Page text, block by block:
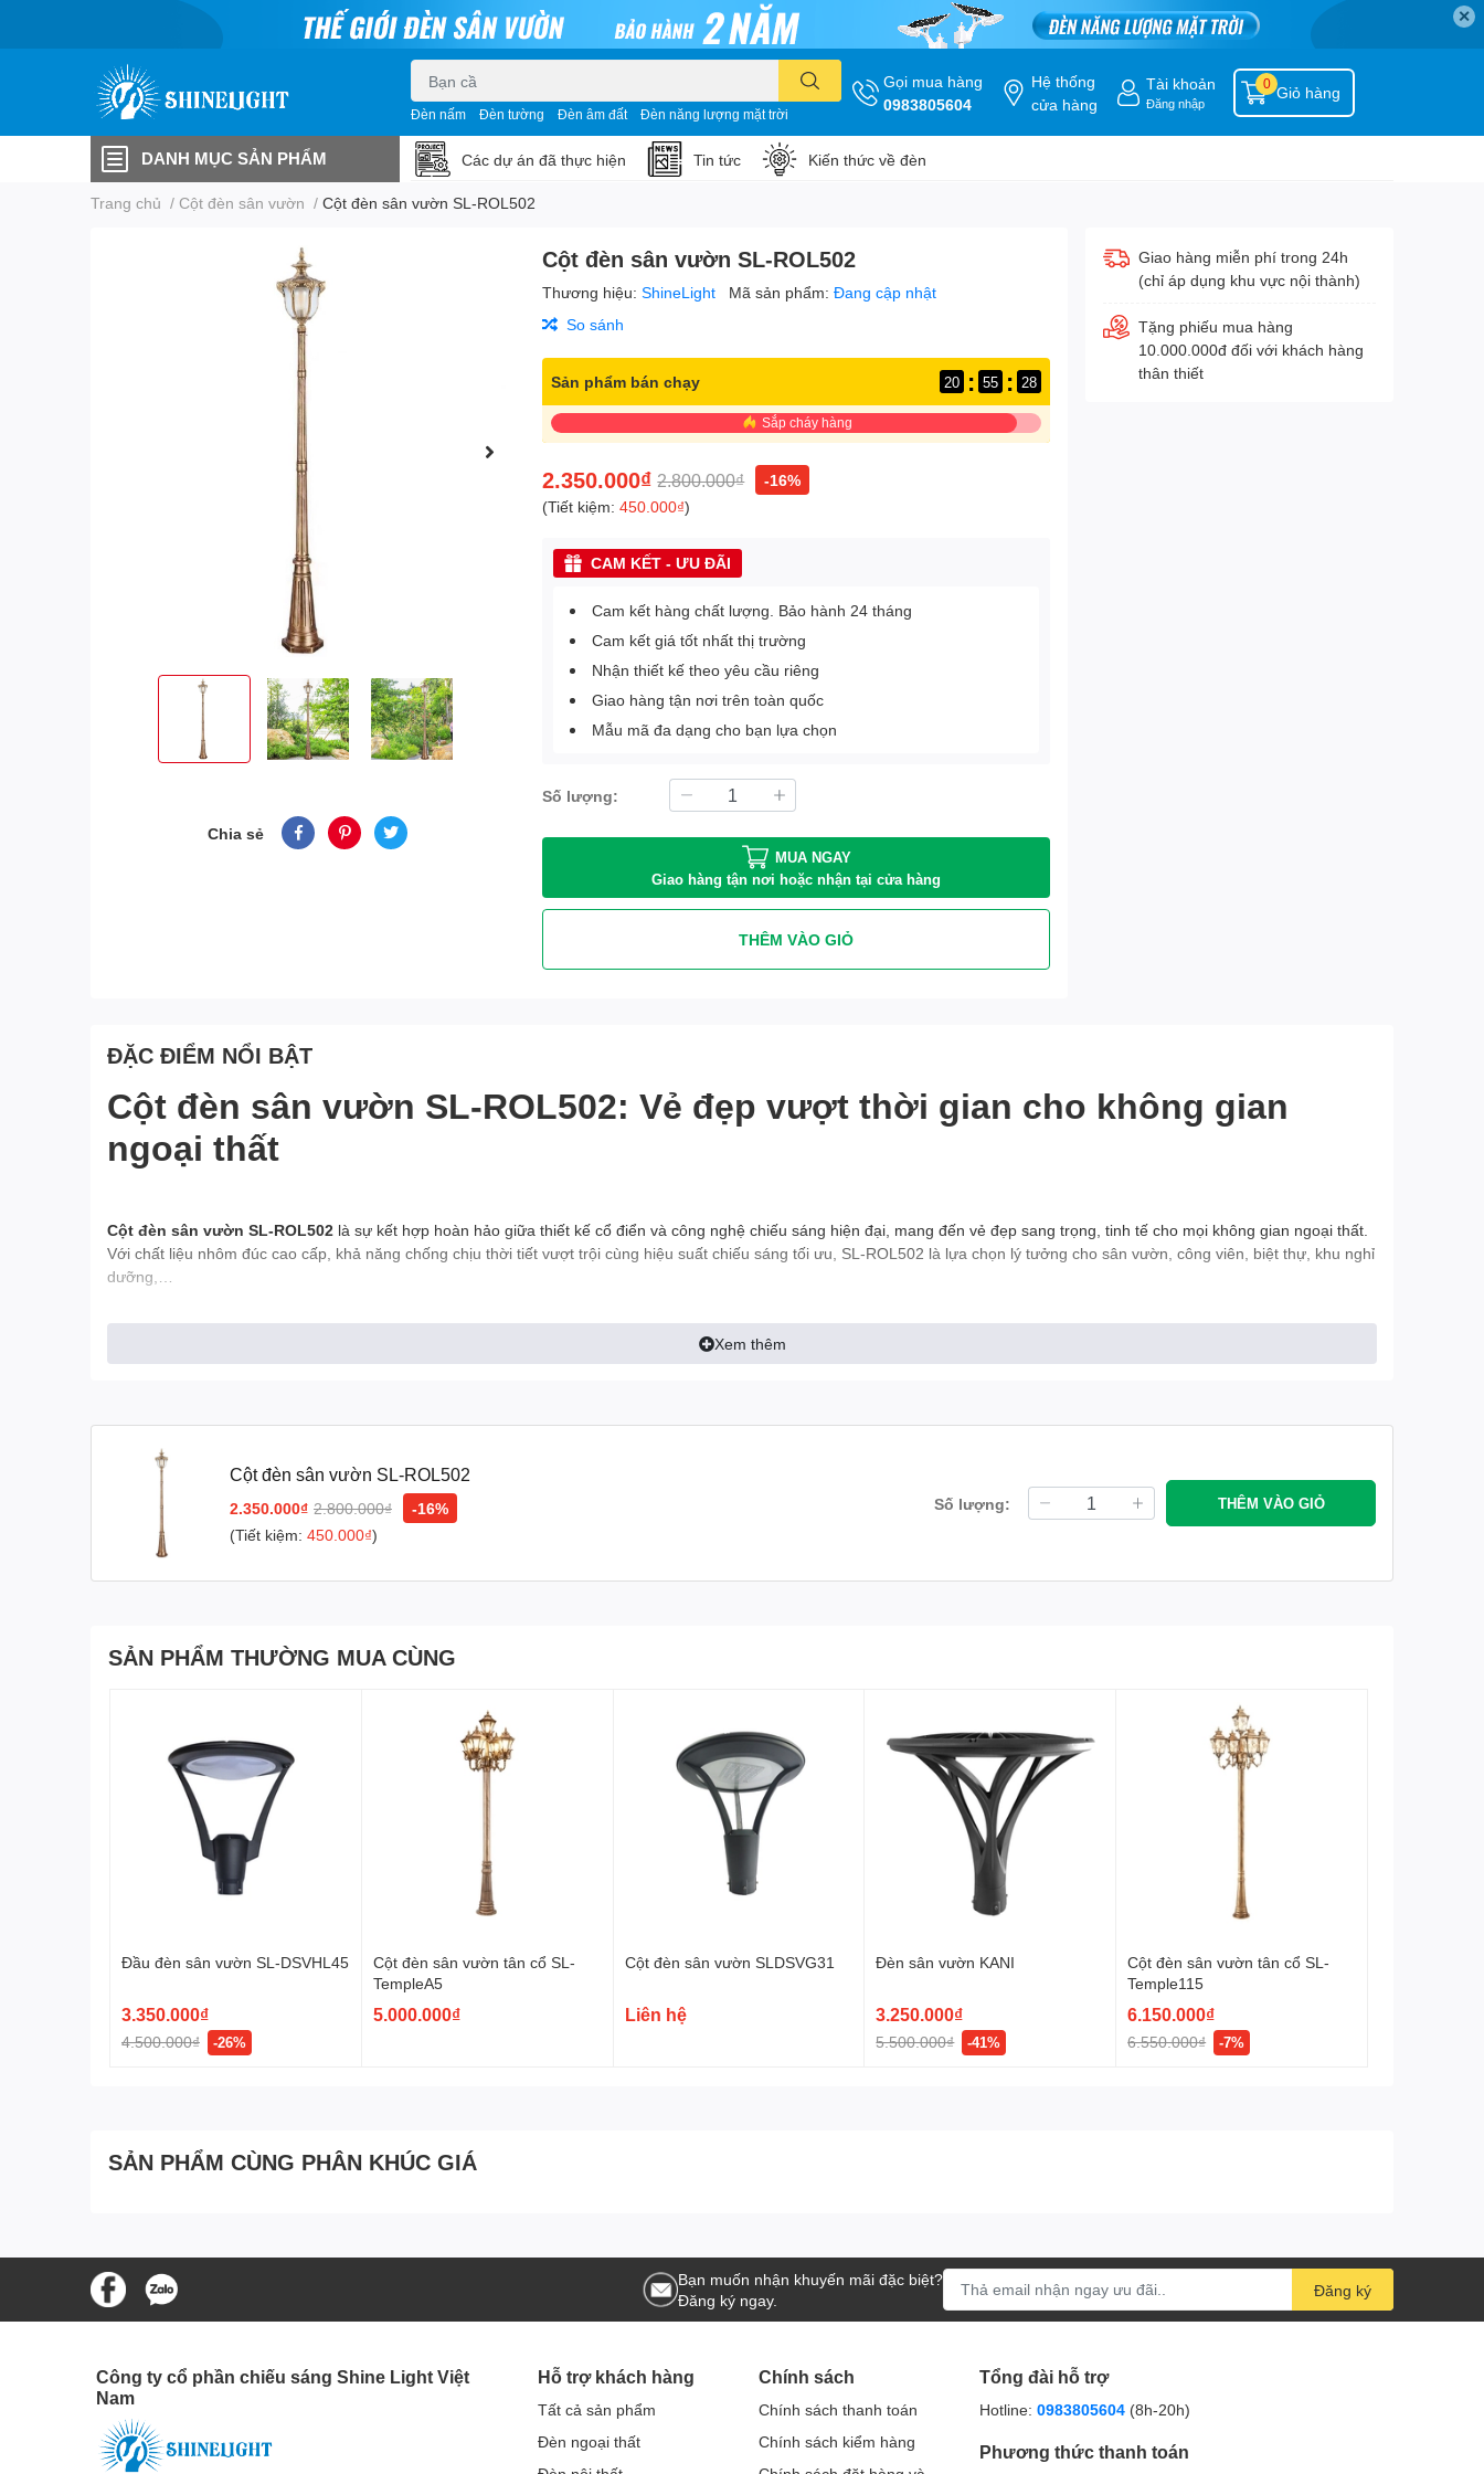
✕
Đèn nấm Đèn tường Đèn âm đất Đèn năng lượng mặt trời
Gọi mua hàng
0983805604
Hệ thống
cửa hàng
Tài khoản
Đăng nhập
Giỏ hàng
0
DANH MỤC SẢN PHẨM Các dự án đã thực hiện Tin tức Kiến thức về đèn
Trang chủ / Cột đèn sân vườn / Cột đèn sân vườn SL-ROL502
Chia sẻ
Cột đèn sân vườn SL-ROL502
Thương hiệu:ShineLight Mã sản phẩm:Đang cập nhật
So sánh
Sản phẩm bán chạy 20 : 55 : 26
Sắp cháy hàng
2.350.000₫ 2.800.000₫
-16%
(Tiết kiệm:450.000₫)
CAM KẾT - ƯU ĐÃI
Cam kết hàng chất lượng. Bảo hành 24 tháng
Cam kết giá tốt nhất thị trường
Nhận thiết kế theo yêu cầu riêng
Giao hàng tận nơi trên toàn quốc
Mẫu mã đa dạng cho bạn lựa chọn
Số lượng:
MUA NGAY
Giao hàng tận nơi hoặc nhận tại cửa hàng
THÊM VÀO GIỎ
Giao hàng miễn phí trong 24h
(chỉ áp dụng khu vực nội thành)
Tặng phiếu mua hàng
10.000.000đ đối với khách hàng
thân thiết
ĐẶC ĐIỂM NỔI BẬT
Cột đèn sân vườn SL-ROL502: Vẻ đẹp vượt thời gian cho không gian
ngoại thất
Cột đèn sân vườn SL-ROL502 là sự kết hợp hoàn hảo giữa thiết kế cổ điển và công nghệ chiếu sáng hiện đại, mang đến vẻ đẹp sang trọng, tinh tế cho mọi không gian ngoại thất.
Với chất liệu nhôm đúc cao cấp, khả năng chống chịu thời tiết vượt trội cùng hiệu suất chiếu sáng tối ưu, SL-ROL502 là lựa chọn lý tưởng cho sân vườn, công viên, biệt thự, khu nghỉ
dưỡng,…
Đặc điểm nổi bật của cột đèn sân vườn SL-ROL502
Thiết kế cổ điển, tinh tế:Lấy cảm hứng từ kiến trúc châu Âu, SL-ROL502 sở hữu những đường nét hoa văn tinh xảo, cầu kỳ, toát lên vẻ đẹp sang trọng, quý phái.
Hiệu suất chiếu sáng tối ưu:Thiết kế chao đèn giúp phân bổ ánh sáng đều khắp không gian, tạo hiệu ứng ánh sáng lung linh, huyền ảo.
Dễ dàng lắp đặt và bảo trì:Sản phẩm được thiết kế đơn giản, dễ dàng lắp đặt và bảo trì.
Lợi ích khi sử dụng cột đèn sân vườn SL-ROL502
Nâng tầm thẩm mỹ cho không gian: SL-ROL502 không chỉ là thiết bị chiếu sáng mà còn là điểm nhấn kiến trúc độc đáo, góp phần tạo nên vẻ đẹp sang trọng, đẳng cấp cho
Xem thêm
Cột đèn sân vườn SL-ROL502
2.350.000₫ 2.800.000₫
-16%
(Tiết kiệm: 450.000₫)
Số lượng: THÊM VÀO GIỎ
SẢN PHẨM THƯỜNG MUA CÙNG
Đầu đèn sân vườn SL-DSVHL45
3.350.000₫
4.500.000₫ -26%
Cột đèn sân vườn tân cổ SL-
TempleA5
5.000.000₫
Cột đèn sân vườn SLDSVG31
Liên hệ
Đèn sân vườn KANI
3.250.000₫
5.500.000₫ -41%
Cột đèn sân vườn tân cổ SL-
Temple115
6.150.000₫
6.550.000₫ -7%
SẢN PHẨM CÙNG PHÂN KHÚC GIÁ
Bạn muốn nhận khuyến mãi đặc biệt?
Đăng ký ngay.
Đăng ký
Công ty cổ phần chiếu sáng Shine Light Việt
Nam
Hỗ trợ khách hàng
Tất cả sản phẩm
Đèn ngoại thất
Chính sách
Chính sách thanh toán
Chính sách kiểm hàng
Tổng đài hỗ trợ
Hotline: 0983805604 (8h-20h)
Phương thức thanh toán